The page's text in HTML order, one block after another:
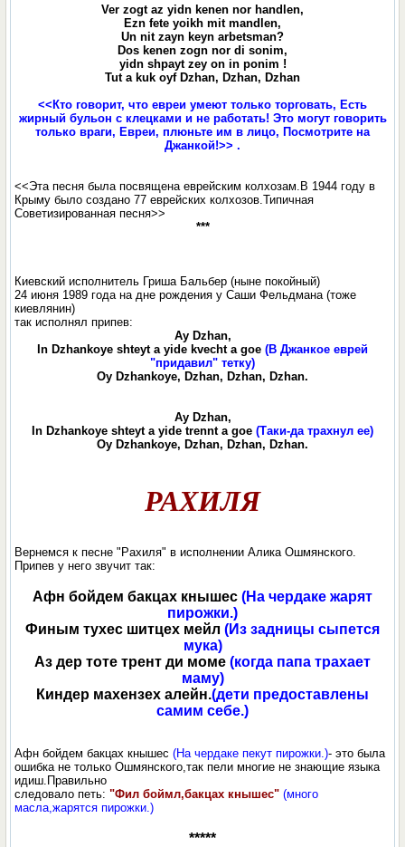
Ver zogt az yidn kenen nor handlen,
Ezn fete yoikh mit mandlen,
Un nit zayn keyn arbetsman?
Dos kenen zogn nor di sonim,
yidn shpayt zey on in ponim !
Tut a kuk oyf Dzhan, Dzhan, Dzhan
<<Кто говорит, что евреи умеют только торговать, Есть
жирный бульон с клецками и не работать! Это могут говорить
только враги, Евреи, плюньте им в лицо, Посмотрите на
Джанкой!>> .
<<Эта песня была посвящена еврейским колхозам.В 1944 году в
Крыму было создано 77 еврейских колхозов.Типичная
Советизированная песня>>
***
Киевский исполнитель Гриша Бальбер (ныне покойный)
24 июня 1989 года на дне рождения у Саши Фельдмана (тоже
киевлянин)
так исполнял припев:
Ay Dzhan,
In Dzhankoye shteyt a yide kvecht a goe (В Джанкое еврей
"придавил" тетку)
Oy Dzhankoye, Dzhan, Dzhan, Dzhan.
Ay Dzhan,
In Dzhankoye shteyt a yide trennt a goe (Таки-да трахнул ее)
Oy Dzhankoye, Dzhan, Dzhan, Dzhan.
РАХИЛЯ
Вернемся к песне "Рахиля" в исполнении Алика Ошмянского.
Припев у него звучит так:
Афн бойдем бакцах кнышес (На чердаке жарят
пирожки.)
Финым тухес шитцех мейл (Из задницы сыпется
мука)
Аз дер тоте трент ди моме (когда папа трахает
маму)
Киндер махензех алейн.(дети предоставлены
самим себе.)
Афн бойдем бакцах кнышес(На чердаке пекут пирожки.)- это была
ошибка не только Ошмянского,так пели многие не знающие языка
идиш.Правильно
следовало петь:"Фил боймл,бакцах кнышес" (много
масла,жарятся пирожки.)
*****